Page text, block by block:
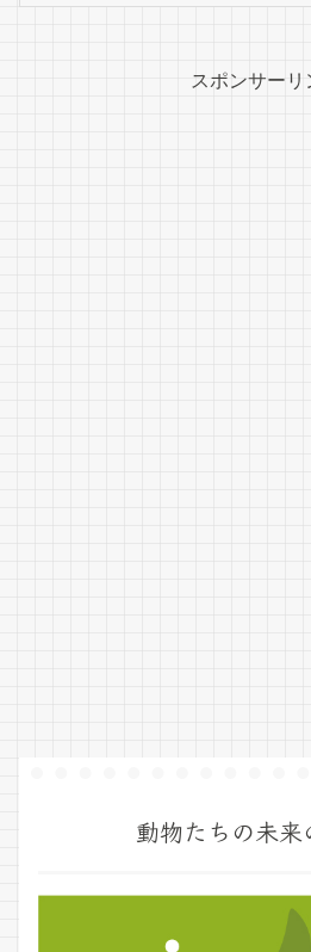
スポンサーリ
動物たちの未来